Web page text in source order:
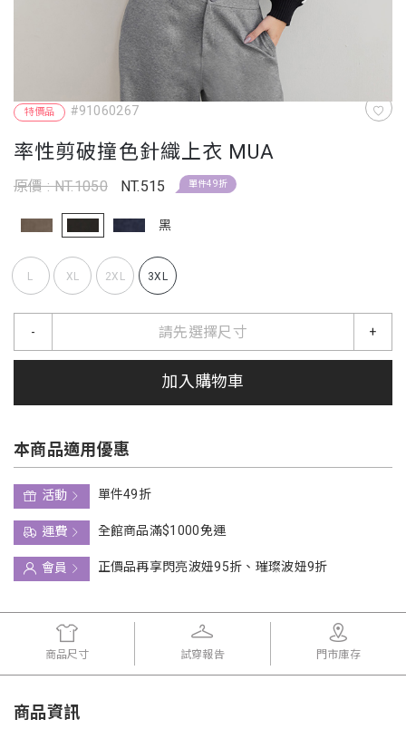
特價品 #91060267
率性剪破撞色針織上衣 MUA
原價 : NT.1050 NT.515 單件49折
黑
L XL 2XL 3XL
請先選擇尺寸
- +
加入購物車
本商品適用優惠
活動
單件49折
運費
全館商品滿$1000免運
會員
正價品再享閃亮波妞95折、璀璨波妞9折
商品尺寸 試穿報告 門市庫存
商品資訊